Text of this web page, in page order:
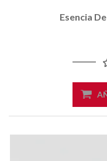
Esencia